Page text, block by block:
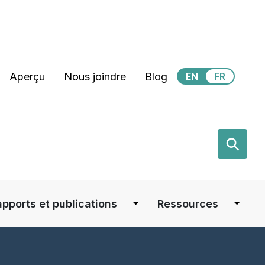
Secondary Menu
Aperçu Nous joindre Blog EN FR
⚲
et publications Ressources